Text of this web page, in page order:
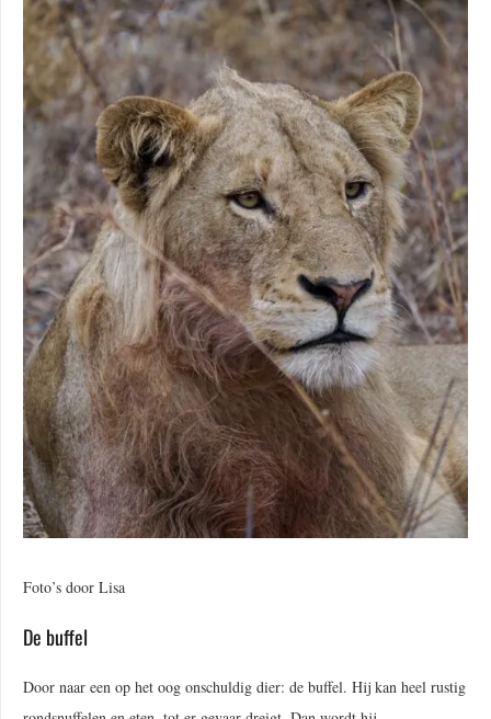
Foto’s door Lisa
De buffel
Door naar een op het oog onschuldig dier: de buffel. Hij kan heel rustig